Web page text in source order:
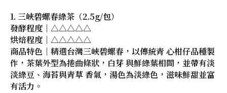
1. 三峽碧螺春綠茶（2.5g/包）
發酵程度｜△△△△△
烘焙程度｜△△△△△
商品特色｜精選台灣三峽碧螺春，以傳統青 心柑仔品種製
作，茶葉外型為捲曲條狀，白芽 與鮮綠葉相間，並帶有淡
淡綠豆、海苔與青草 香氣，湯色為淡綠色，滋味鮮甜並富
有活力。